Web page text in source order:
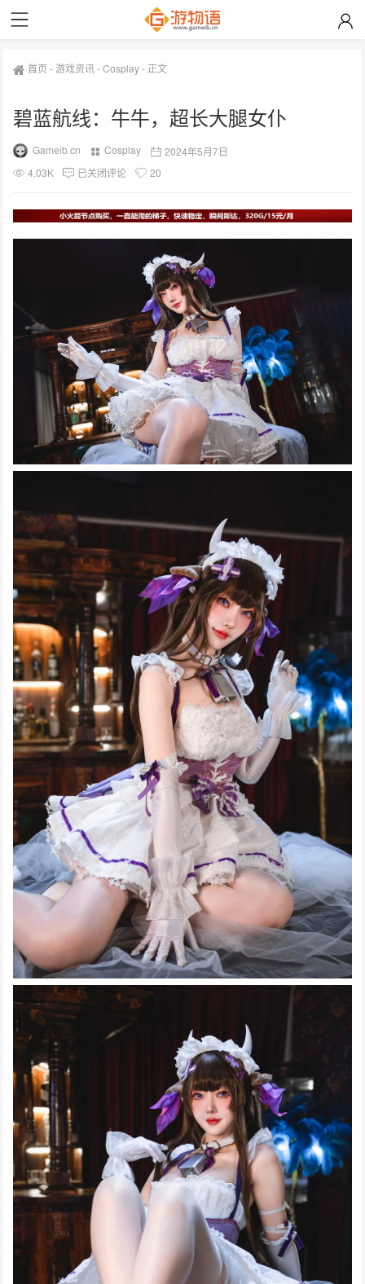
首页 -游戏资讯-Cosplay- 正文
碧蓝航线：牛牛，超长大腿女仆
Gameib.cn Cosplay
2024年5月7日
4.03K
已关闭评论 20